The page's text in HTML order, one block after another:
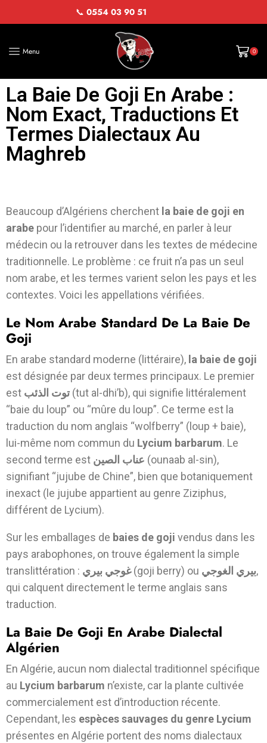
📞 0554 03 90 51
Menu 0
La Baie De Goji En Arabe :
Nom Exact, Traductions Et
Termes Dialectaux Au
Maghreb
Beaucoup d’Algériens cherchent la baie de goji en
arabe pour l’identifier au marché, en parler à leur
médecin ou la retrouver dans les textes de médecine
traditionnelle. Le problème : ce fruit n’a pas un seul
nom arabe, et les termes varient selon les pays et les
contextes. Voici les appellations vérifiées.
Le Nom Arabe Standard De La Baie De
Goji
En arabe standard moderne (littéraire), la baie de goji
est désignée par deux termes principaux. Le premier
est
توت الذئب
(tut al-dhi’b), qui signifie littéralement
“baie du loup” ou “mûre du loup”. Ce terme est la
traduction du nom anglais “wolfberry” (loup + baie),
lui-même nom commun du Lycium barbarum. Le
second terme est
عناب الصين
(ounaab al-sin),
signifiant “jujube de Chine”, bien que botaniquement
inexact (le jujube appartient au genre Ziziphus,
différent de Lycium).
Sur les emballages de baies de goji vendus dans les
pays arabophones, on trouve également la simple
translittération :
غوجي بيري (goji berry) ou بيري الغوجي
,
qui calquent directement le terme anglais sans
traduction.
La Baie De Goji En Arabe Dialectal
Algérien
En Algérie, aucun nom dialectal traditionnel spécifique
au Lycium barbarum n’existe, car la plante cultivée
commercialement est d’introduction récente.
Cependant, les espèces sauvages du genre Lycium
présentes en Algérie portent des noms dialectaux